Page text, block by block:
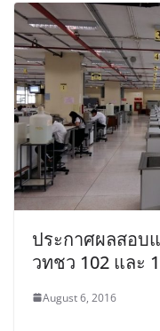
ประกาศผลสอบ
วทชว 102 และ
August 6, 2016